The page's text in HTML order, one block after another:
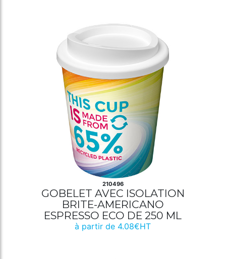
210496
GOBELET AVEC ISOLATION
BRITE-AMERICANO
ESPRESSO ECO DE 250 ML
à partir de 4.08€HT